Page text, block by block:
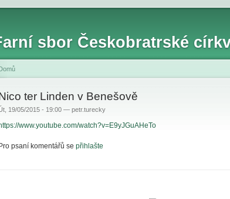
sbor Českobratrské
ter Linden v Benešově
19/05/2015 - 19:00 — petr.turecky
https://www.youtube.com/watch?v=E9yJGuAHeTo
psaní komentářů se přihlašte